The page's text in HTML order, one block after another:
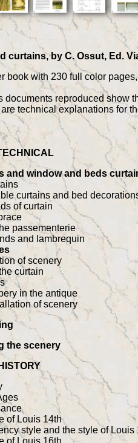
curtains, by C. Ossut, Ed.
book with 230 full color
documents reproduced show
technical explanations for
and window and beds
curtains and bed
of curtain
passementerie
and lambrequin
of scenery
curtain
in the antique
of scenery
the scenery
of Louis 14th
style and the style of Louis
of Louis 16th